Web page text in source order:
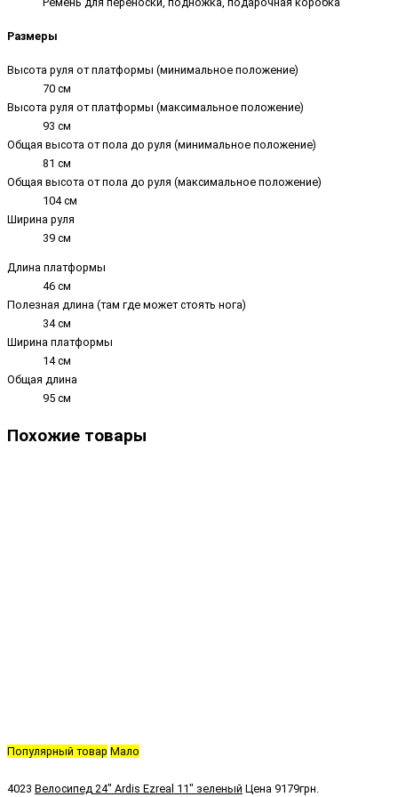
Размеры
Высота руля от платформы (минимальное положение)
70 см
Высота руля от платформы (максимальное положение)
93 см
Общая высота от пола до руля (минимальное положение)
81 см
Общая высота от пола до руля (максимальное положение)
104 см
Ширина руля
39 см
Длина платформы
46 см
Полезная длина (там где может стоять нога)
34 см
Ширина платформы
14 см
Общая длина
95 см
Похожие товары
Популярный товар Мало
4023 Велосипед 24" Ardis Ezreal 11" зеленый Цена 9179грн.